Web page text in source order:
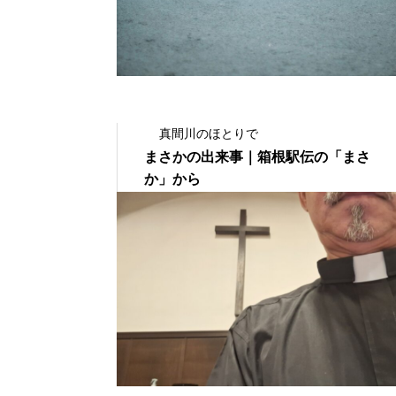
真間川のほとりで
まさかの出来事｜箱根駅伝の「まさ
か」から
2023.01.09